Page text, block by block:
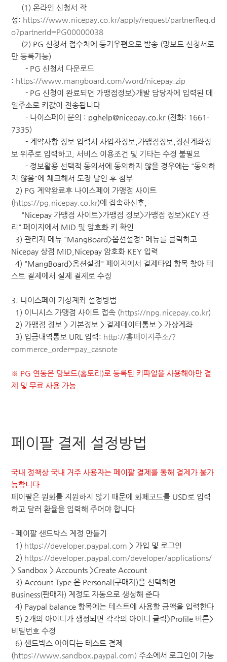
(1) 온라인 신청서 작
성: https://www.nicepay.co.kr/apply/request/partnerReq.d
o?partnerId=PG00000038
(2) PG 신청서 접수처에 등기우편으로 발송 (망보드 신청서로
만 등록가능)
- PG 신청서 다운로드
: https://www.mangboard.com/word/nicepay.zip
- PG 신청이 완료되면 가맹점정보>개발 담당자에 입력된 메
일주소로 키값이 전송됩니다
- 나이스페이 문의 : pghelp@nicepay.co.kr (전화: 1661-
7335)
- 계약사항 정보 입력시 사업자정보,가맹점정보,정산계좌정
보 위주로 입력하고, 서비스 이용조건 및 기타는 수정 불필요
- 정보활용 선택적 동의서에 동의하지 않을 경우에는 "동의하
지 않음"에 체크해서 도장 날인 후 첨부
2) PG 계약완료후 나이스페이 가맹점 사이트
(https://pg.nicepay.co.kr)에 접속하신후,
"Nicepay 가맹점 사이트>가맹점 정보>가맹점 정보>KEY 관
리" 페이지에서 MID 및 암호화 키 확인
3) 관리자 메뉴 "MangBoard>옵션설정" 메뉴를 클릭하고
Nicepay 상점 MID,Nicepay 암호화 KEY 입력
4) "MangBoard>옵션설정" 페이지에서 결제타입 항목 찾아 테
스트 결제에서 실제 결제로 수정
3. 나이스페이 가상계좌 설정방법
1) 이니시스 가맹점 사이트 접속 (https://npg.nicepay.co.kr)
2) 가맹점 정보 > 기본정보 > 결제데이터통보 > 가상계좌
3) 입금내역통보 URL 입력: http://홈페이지주소/?
commerce_order=pay_casnote
※ PG 연동은 망보드(홈토리)로 등록된 키파일을 사용해야만 결
제 및 무료 사용 가능
페이팔 결제 설정방법
국내 정책상 국내 거주 사용자는 페이팔 결제를 통해 결제가 불가
능합니다
페이팔은 원화를 지원하지 않기 때문에 화폐코드를 USD로 입력
하고 달러 환율을 입력해 주어야 합니다
- 페이팔 샌드박스 계정 만들기
1) https://developer.paypal.com > 가입 및 로그인
2) https://developer.paypal.com/developer/applications/
> Sandbox > Accounts >Create Account
3) Account Type 은 Personal(구매자)을 선택하면
Business(판매자) 계정도 자동으로 생성해 준다
4) Paypal balance 항목에는 테스트에 사용할 금액을 입력한다
5) 2개의 아이디가 생성되면 각각의 아이디 클릭>Profile 버튼>
비밀번호 수정
6) 샌드박스 아이디는 테스트 결제
(https://www.sandbox.paypal.com) 주소에서 로그인이 가능